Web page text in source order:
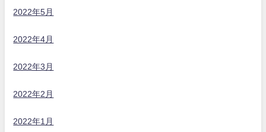
2022年5月
2022年4月
2022年3月
2022年2月
2022年1月